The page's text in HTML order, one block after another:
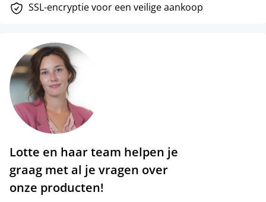
SSL-encryptie voor een veilige aankoop
Lotte en haar team helpen je
graag met al je vragen over
onze producten!